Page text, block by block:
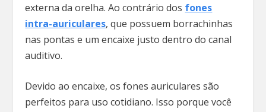
externa da orelha. Ao contrário dos fones
intra-auriculares, que possuem borrachinhas
nas pontas e um encaixe justo dentro do canal
auditivo.
Devido ao encaixe, os fones auriculares são
perfeitos para uso cotidiano. Isso porque você